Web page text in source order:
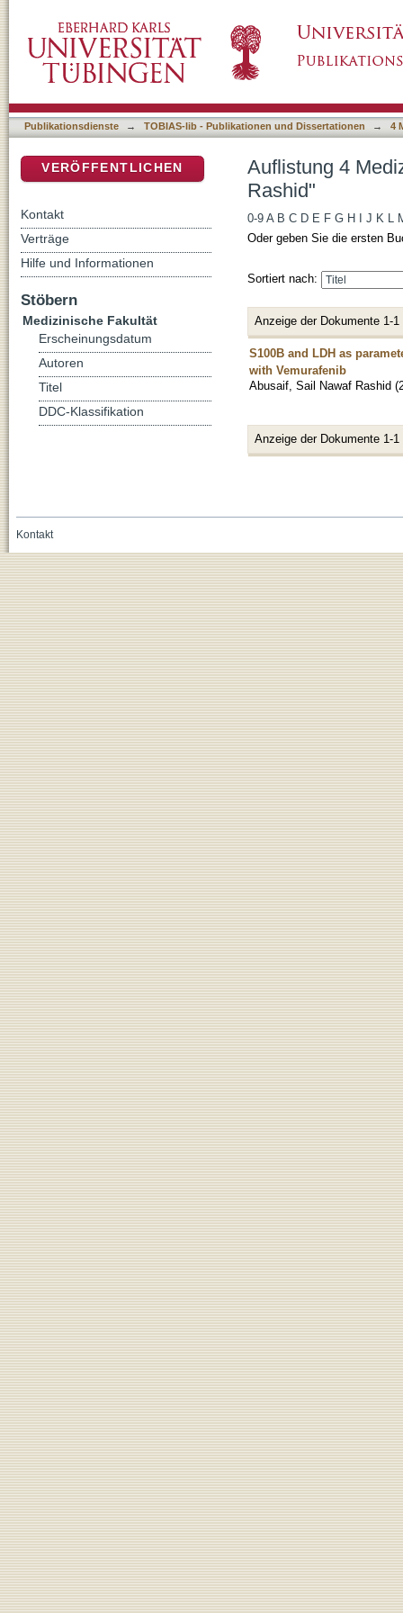
Publikationsdienste → TOBIAS-lib - Publikationen und Dissertationen → 4
Auflistung 4
Rashid"
0-9 A B C D E F G H J K L
Oder geben Sie die ersten
Sortiert nach:
Anzeige der Dokumente 1-1
S100B and LDH as
with Vemurafenib
Abusaif, Sail Nawaf Rashid (
Anzeige der Dokumente 1-1
VERÖFFENTLICHEN
Kontakt
Verträge
Hilfe und Informationen
Stöbern
Medizinische Fakultät
Erscheinungsdatum
Autoren
Titel
DDC-Klassifikation
Kontakt